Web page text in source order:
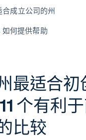
成立公司的州
何提供帮助
最适合初
个有利
比较